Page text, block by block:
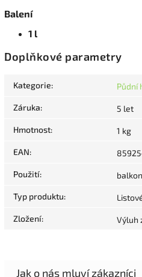
Balení
1 l
Doplňkové parametry
Kategorie: Půdní
Záruka: 5 let
Hmotnost: 1 kg
EAN:
Použití:
Typ produktu:
Zložení: Výluh